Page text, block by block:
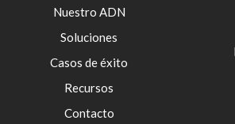
Nuestro ADN
Soluciones
Casos de éxito
Recursos
Contacto